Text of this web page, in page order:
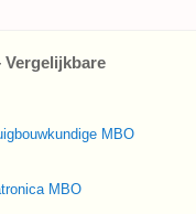
Vergelijkbare
MBO
MBO